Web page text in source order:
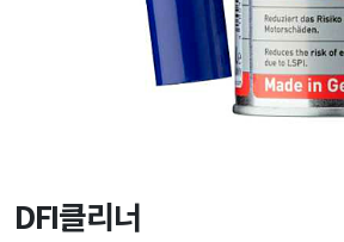
DFI클리너